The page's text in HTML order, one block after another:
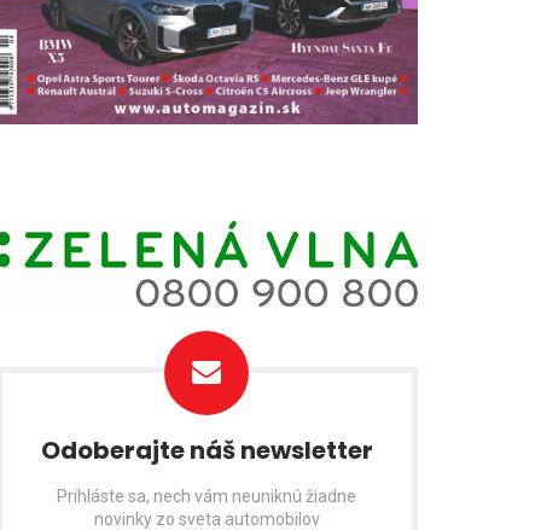
Odoberajte náš newsletter
Prihláste sa, nech vám neuniknú žiadne
novinky zo sveta automobilov